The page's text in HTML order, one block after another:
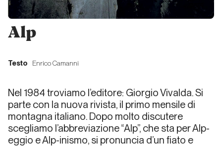
della
lontananza
di carta
stampata
verticale:
quale futuro?
Alp
Testo Enrico Camanni
Nel 1984 troviamo l’editore: Giorgio Vivalda. Si
parte con la nuova rivista, il primo mensile di
montagna italiano. Dopo molto discutere
scegliamo l’abbreviazione “Alp”, che sta per Alp-
eggio e Alp-inismo, si pronuncia d’un fiato e